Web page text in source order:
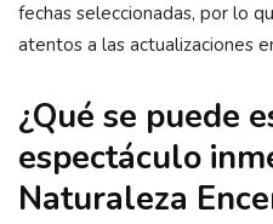
fechas seleccionadas, por lo
atentos a las actualizaciones
¿Qué se puede
espectáculo
Naturaleza